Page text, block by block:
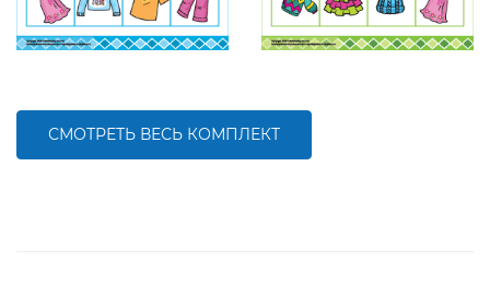
СМОТРЕТЬ ВЕСЬ КОМПЛЕКТ